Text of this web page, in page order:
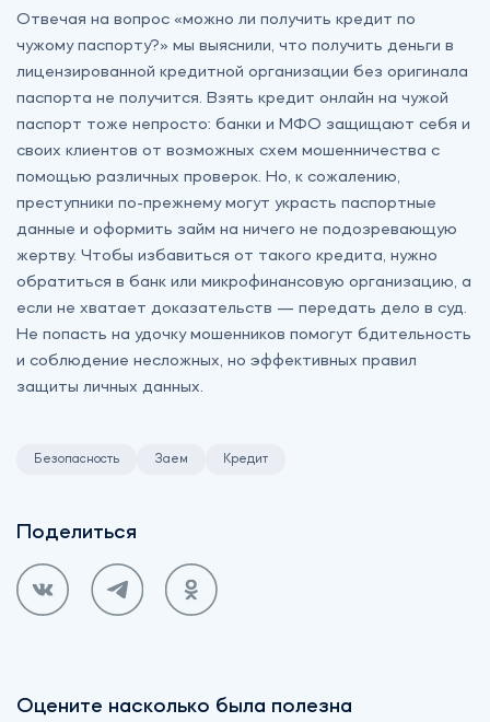
Поделиться
Отвечая на вопрос «можно ли получить кредит по
чужому паспорту?» мы выяснили, что получить деньги в
лицензированной кредитной организации без оригинала
паспорта не получится. Взять кредит онлайн на чужой
паспорт тоже непросто: банки и МФО защищают себя и
своих клиентов от возможных схем мошенничества с
помощью различных проверок. Но, к сожалению,
преступники по-прежнему могут украсть паспортные
данные и оформить займ на ничего не подозревающую
жертву. Чтобы избавиться от такого кредита, нужно
обратиться в банк или микрофинансовую организацию, а
если не хватает доказательств — передать дело в суд.
Не попасть на удочку мошенников помогут бдительность
и соблюдение несложных, но эффективных правил
защиты личных данных.
Безопасность Заем Кредит
Оцените насколько была полезна